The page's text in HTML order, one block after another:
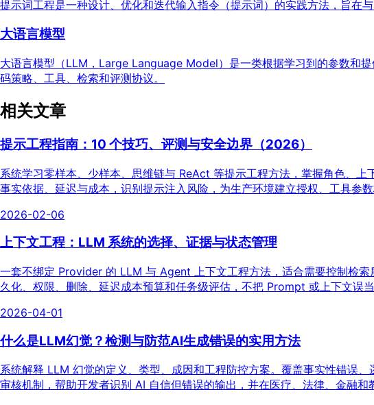
提示词工程是一种设计、优化和迭代输入指令（提示词）的实践方法，旨在
大语言模型
大语言模型（LLM，Large Language Model）是一类根据学习到的参数和
码策略、工具、检索和评测协议。
相关文章
提示工程指南：10 个技巧、评测与安全边界（2026）
系统学习零样本、少样本、思维链与 ReAct 等提示工程方法，掌握角色、
事实依据、延迟与成本，识别提示注入风险，为生产环境建立授权、工具参
2026-02-06
上下文工程：LLM 系统的选择、证据与状态管理
一套不绑定 Provider 的 LLM 与 Agent 上下文工程方法，适合需要控制检
久化、权限、删除、延迟成本预算和任务级评估，不把 Prompt 或上下文误当
2026-04-01
什么是LLM幻觉？检测与防范AI生成错误的实用方法
系统解释 LLM 幻觉的定义、类型、成因和工程防控方案。覆盖事实性错误
审核机制，帮助开发者识别 AI 自信但错误的输出，并在医疗、法律、金融